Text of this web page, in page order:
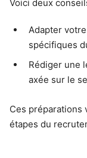
Voici deux
Adapter
spécifiques
Rédiger une
axée sur le
Ces préparations
étapes du